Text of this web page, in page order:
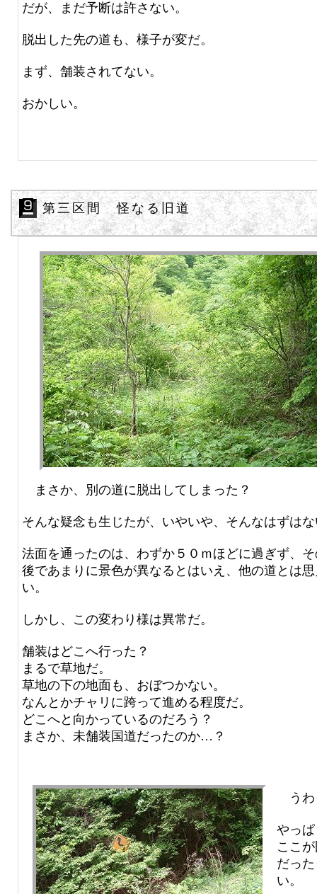
だが、まだ予断は許さない。
脱出した先の道も、様子が変だ。
まず、舗装されてない。
おかしい。
第三区間 怪なる旧道
まさか、別の道に脱出してしまった？
そんな疑念も生じたが、いやいや、そんなはずは
法面を通ったのは、わずか５０ｍほどに過ぎず、
後であまりに景色が異なるとはいえ、他の道とは
い。
しかし、この変わり様は異常だ。
舗装はどこへ行った？
まるで草地だ。
草地の下の地面も、おぼつかない。
なんとかチャリに跨って進める程度だ。
どこへと向かっているのだろう？
まさか、未舗装国道だったのか…？
うわ
やっ
ここ
だっ
い。